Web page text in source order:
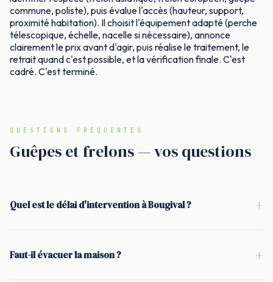
commune, poliste), puis évalue l'accès (hauteur, support,
proximité habitation). Il choisit l'équipement adapté (perche
télescopique, échelle, nacelle si nécessaire), annonce
clairement le prix avant d'agir, puis réalise le traitement, le
retrait quand c'est possible, et la vérification finale. C'est
cadré. C'est terminé.
QUESTIONS FRÉQUENTES
Guêpes et frelons — vos questions
Quel est le délai d'intervention à Bougival ? +
sécuriser rapidement l'accès au jardin, à la terrasse ou aux
Faut-il évacuer la maison ? +